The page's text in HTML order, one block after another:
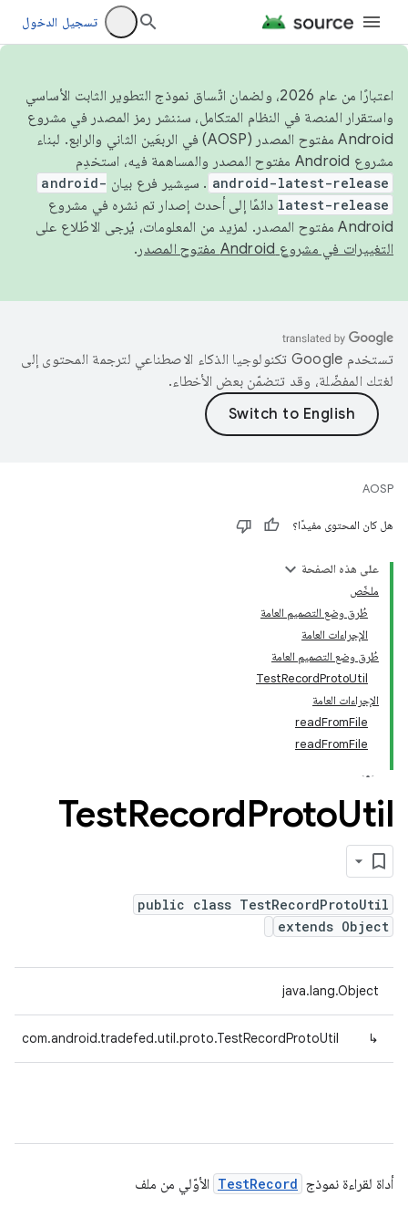
تسجيل الدخول
اعتبارًا من عام 2026، ولضمان اتّساق نموذج التطوير الثابت الأساسي
واستقرار المنصة في النظام المتكامل، سننشر رمز المصدر في مشروع
Android مفتوح المصدر (AOSP) في الربعَين الثاني والرابع. لبناء
مشروع Android مفتوح المصدر والمساهمة فيه، استخدِم
android-latest-release . سيشير فرع بيان android-
latest-release دائمًا إلى أحدث إصدار تم نشره في مشروع
Android مفتوح المصدر. لمزيد من المعلومات، يُرجى الاطّلاع على
التغييرات في مشروع Android مفتوح المصدر
.
تستخدم Google تكنولوجيا الذكاء الاصطناعي لترجمة المحتوى إلى
لغتك المفضّلة، وقد تتضمّن بعض الأخطاء.
AOSP
هل كان المحتوى مفيدًا؟
على هذه الصفحة
ملخّص
طُرق وضع التصميم العامة
الإجراءات العامة
طُرق وضع التصميم العامة
TestRecordProtoUtil
الإجراءات العامة
readFromFile
readFromFile
TestRecordProtoUtil
public class TestRecordProtoUtil
extends Object
java.lang.Object
↳
com.android.tradefed.util.proto.TestRecordProtoUtil
أداة لقراءة نموذج TestRecord الأوّلي من ملف